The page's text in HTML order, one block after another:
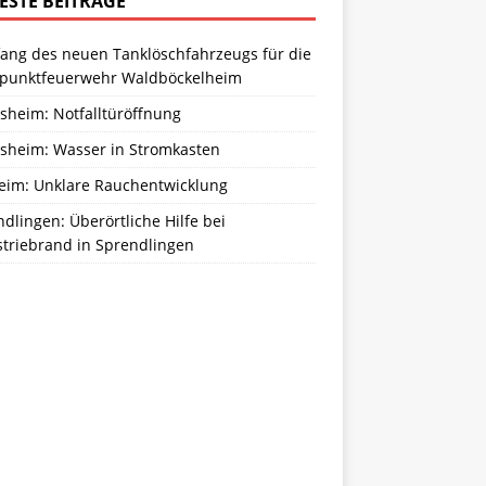
des neuen Tanklöschfahrzeugs für die
Waldböckelheim
Notfalltüröffnung
Wasser in Stromkasten
Unklare Rauchentwicklung
Überörtliche Hilfe bei
in Sprendlingen